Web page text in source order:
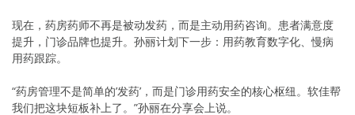
现在，药房药师不再是被动发药，而是主动用药咨询。患者满意度
提升，门诊品牌也提升。孙丽计划下一步：用药教育数字化、慢病
用药跟踪。
“药房管理不是简单的’发药’，而是门诊用药安全的核心枢纽。软佳帮
我们把这块短板补上了。”孙丽在分享会上说。